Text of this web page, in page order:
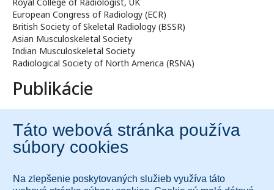
European Congress of Radiology (ECR)
British Society of Skeletal Radiology (BSSR)
Asian Musculoskeletal Society
Indian Musculoskeletal Society
Radiological Society of North America (RSNA)
Publikácie
Srikanth Narayanaswamy, MD, napísal 10+ publikácii.
ResearchGate
PubMed